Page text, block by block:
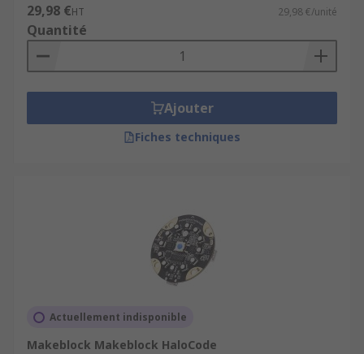
29,98 €HT 29,98 €/unité
Quantité
Ajouter
Fiches techniques
Actuellement indisponible
Makeblock Makeblock HaloCode